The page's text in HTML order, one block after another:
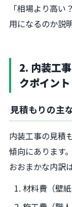
「相場より高
用になるのか説
2. 内装工
クポイント
見積もりの主
内装工事の見積
傾向にあります。
おおまかな内訳
材料費（壁